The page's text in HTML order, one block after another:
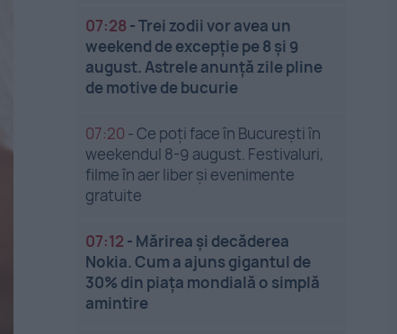
07:28 -Trei zodii vor avea un
weekend de excepție pe 8 și 9
august. Astrele anunță zile pline
de motive de bucurie
07:20 -Ce poți face în București în
weekendul 8-9 august. Festivaluri,
filme în aer liber și evenimente
gratuite
07:12 - Mărirea și decăderea
Nokia. Cum a ajuns gigantul de
30% din piața mondială o simplă
amintire